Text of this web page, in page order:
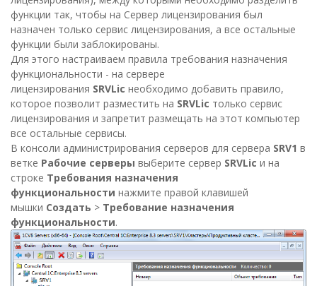
функции так, чтобы на Сервер лицензирования был
назначен только сервис лицензирования, а все остальные
функции были заблокированы.
Для этого настраиваем правила требования назначения
функциональности - на сервере
лицензирования SRVLic необходимо добавить правило,
которое позволит разместить на SRVLic только сервис
лицензирования и запретит размещать на этот компьютер
все остальные сервисы.
В консоли администрирования серверов для сервера SRV1 в
ветке Рабочие серверы выберите сервер SRVLic и на
строке Требования назначения
функциональности нажмите правой клавишей
мышки Создать > Требование назначения
функциональности.